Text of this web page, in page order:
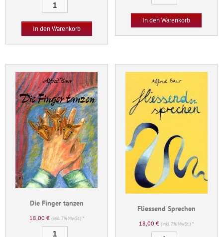
Geschichte
vom
Sonnenkind
Glöckchen
In den Warenkorb
kleine
Plaudertasche
Menge
In den Warenkorb
Die Finger tanzen
18,00 € (inkl. 7% MwSt.) *
Fliessend Sprechen
18,00€ (inkl. 7% MwSt.) *